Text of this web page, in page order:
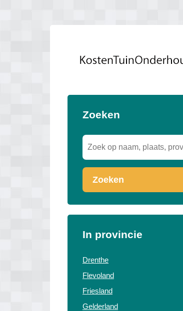
Zoeken
Zoeken
In provincie
Drenthe
Flevoland
Friesland
Gelderland